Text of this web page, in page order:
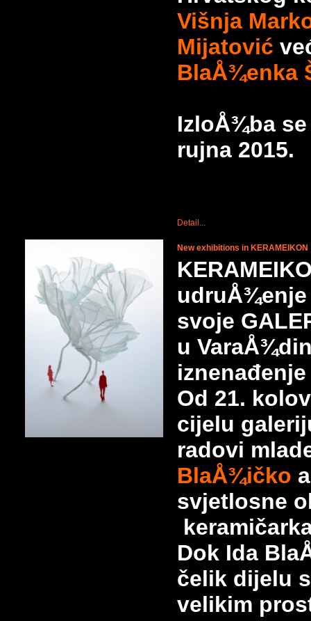
Višnja
Mijatović
BlaÅ¾enka
IzloÅ¾ba
rujna 2015.
Detail...
New exhibitions in KERAMEIKON
svoje
u
Od 21.
cijelu
radovi
BlaÅ¾ičko
svjetlosne
Dok Ida
čelik dijelu
velikim